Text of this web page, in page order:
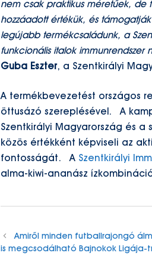
nem csak praktikus méretűek, de
hozzáadott értékük, és
legújabb termékcsaládunk, a
funkcionális italok immunrendszer
Guba Eszter, a Szentkirályi
A termékbevezetést országos
öttusázó szereplésével. A
Szentkirályi Magyarország és
közös értékként képviseli az
fontosságát. A Szentkirályi
alma-kiwi-ananász
Amiről minden futballrajongó
is megcsodálható Bajnokok Ligája-